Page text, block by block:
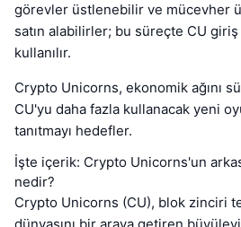
görevler üstlenebilir ve mücevher
satın alabilirler; bu süreçte CU
kullanılır.
Crypto Unicorns, ekonomik ağını
CU'yu daha fazla kullanacak yeni
tanıtmayı hedefler.
İşte içerik: Crypto Unicorns'un
nedir?
Crypto Unicorns (CU), blok zinciri